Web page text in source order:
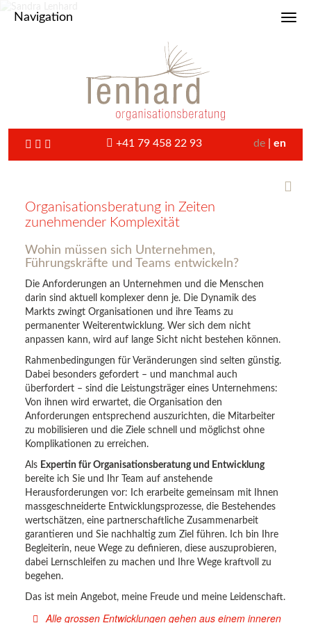
Navigation
+41 79 458 22 93 de en
Organisationsberatung in Zeiten
zunehmender Komplexität
Wohin müssen sich Unternehmen,
Führungskräfte und Teams entwickeln?
Die Anforderungen an Unternehmen und die Menschen
darin sind aktuell komplexer denn je. Die Dynamik des
Markts zwingt Organisationen und ihre Teams zu
permanenter Weiterentwicklung. Wer sich dem nicht
anpassen kann, wird auf lange Sicht nicht bestehen können.
Rahmenbedingungen für Veränderungen sind selten günstig.
Dabei besonders gefordert – und manchmal auch
überfordert – sind die Leistungsträger eines Unternehmens:
Von ihnen wird erwartet, die Organisation den
Anforderungen entsprechend auszurichten, die Mitarbeiter
zu mobilisieren und die Ziele schnell und möglichst ohne
Komplikationen zu erreichen.
Als Expertin für Organisationsberatung und Entwicklung
bereite ich Sie und Ihr Team auf anstehende
Herausforderungen vor: Ich erarbeite gemeinsam mit Ihnen
massgeschneiderte Entwicklungsprozesse, die Bestehendes
wertschätzen, eine partnerschaftliche Zusammenarbeit
garantieren und Sie nachhaltig zum Ziel führen. Ich bin Ihre
Begleiterin, neue Wege zu definieren, diese auszuprobieren,
dabei Lernschleifen zu machen und Ihre Wege kraftvoll zu
begehen.
Das ist mein Angebot, meine Freude und meine Leidenschaft.
Alle grossen Entwicklungen gehen aus einem inneren